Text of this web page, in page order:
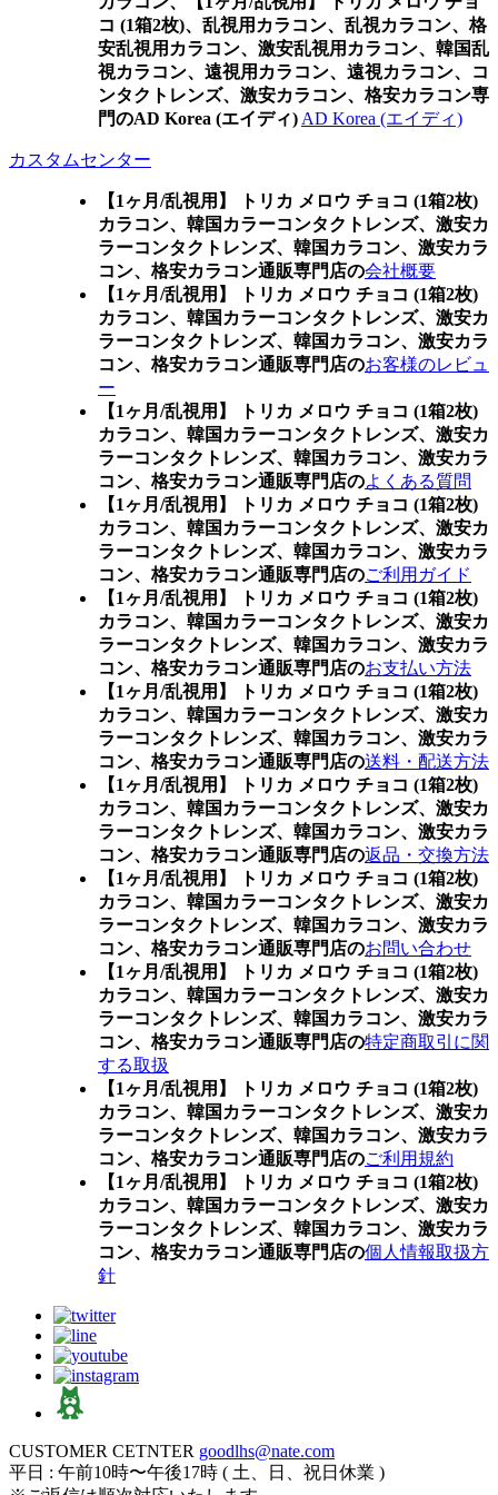
コ (1箱2枚)、乱視用カラコン、乱視カラコン、格
安乱視用カラコン、激安乱視用カラコン、韓国乱
視カラコン、遠視用カラコン、遠視カラコン、コ
ンタクトレンズ、激安カラコン、格安カラコン専
門のAD Korea (エイディ) AD Korea (エイディ)
カスタムセンター
【1ヶ月/乱視用】 トリカ メロウ チョコ (1箱2枚)
カラコン、 韓国カラーコンタクトレンズ、激安カ
ラーコンタクトレンズ、韓国カラコン、激安カラ
コン、格安カラコン通販専門店の会社概要
【1ヶ月/乱視用】 トリカ メロウ チョコ (1箱2枚)
カラコン、 韓国カラーコンタクトレンズ、激安カ
ラーコンタクトレンズ、韓国カラコン、激安カラ
コン、格安カラコン通販専門店のお客様のレビュ
ー
【1ヶ月/乱視用】 トリカ メロウ チョコ (1箱2枚)
カラコン、 韓国カラーコンタクトレンズ、激安カ
ラーコンタクトレンズ、韓国カラコン、激安カラ
コン、格安カラコン通販専門店のよくある質問
【1ヶ月/乱視用】 トリカ メロウ チョコ (1箱2枚)
カラコン、 韓国カラーコンタクトレンズ、激安カ
ラーコンタクトレンズ、韓国カラコン、激安カラ
コン、格安カラコン通販専門店のご利用ガイド
【1ヶ月/乱視用】 トリカ メロウ チョコ (1箱2枚)
カラコン、 韓国カラーコンタクトレンズ、激安カ
ラーコンタクトレンズ、韓国カラコン、激安カラ
コン、格安カラコン通販専門店のお支払い方法
【1ヶ月/乱視用】 トリカ メロウ チョコ (1箱2枚)
カラコン、 韓国カラーコンタクトレンズ、激安カ
ラーコンタクトレンズ、韓国カラコン、激安カラ
コン、格安カラコン通販専門店の送料・配送方法
【1ヶ月/乱視用】 トリカ メロウ チョコ (1箱2枚)
カラコン、 韓国カラーコンタクトレンズ、激安カ
ラーコンタクトレンズ、韓国カラコン、激安カラ
コン、格安カラコン通販専門店の返品・交換方法
【1ヶ月/乱視用】 トリカ メロウ チョコ (1箱2枚)
カラコン、 韓国カラーコンタクトレンズ、激安カ
ラーコンタクトレンズ、韓国カラコン、激安カラ
コン、格安カラコン通販専門店のお問い合わせ
【1ヶ月/乱視用】 トリカ メロウ チョコ (1箱2枚)
カラコン、 韓国カラーコンタクトレンズ、激安カ
ラーコンタクトレンズ、韓国カラコン、激安カラ
コン、格安カラコン通販専門店の特定商取引に関
する取扱
【1ヶ月/乱視用】 トリカ メロウ チョコ (1箱2枚)
カラコン、 韓国カラーコンタクトレンズ、激安カ
ラーコンタクトレンズ、韓国カラコン、激安カラ
コン、格安カラコン通販専門店のご利用規約
【1ヶ月/乱視用】 トリカ メロウ チョコ (1箱2枚)
カラコン、 韓国カラーコンタクトレンズ、激安カ
ラーコンタクトレンズ、韓国カラコン、激安カラ
コン、格安カラコン通販専門店の個人情報取扱方
針
CUSTOMER CETNTER goodlhs@nate.com
平日 : 午前10時〜午後17時 ( 土、日、祝日休業 )